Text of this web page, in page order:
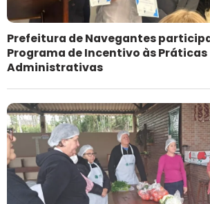
Prefeitura de Navegantes
Programa de Incentivo às Práticas
Administrativas